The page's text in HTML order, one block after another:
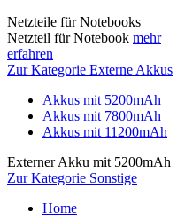
Netzteile für Notebooks
Netzteil für Notebook mehr
erfahren
Zur Kategorie Externe Akkus
Akkus mit 5200mAh
Akkus mit 7800mAh
Akkus mit 11200mAh
Externer Akku mit 5200mAh
Zur Kategorie Sonstige
Home